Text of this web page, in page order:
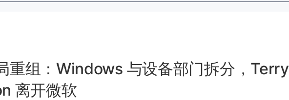
重组：Windows 与设备部门拆分，Terry
离开微软